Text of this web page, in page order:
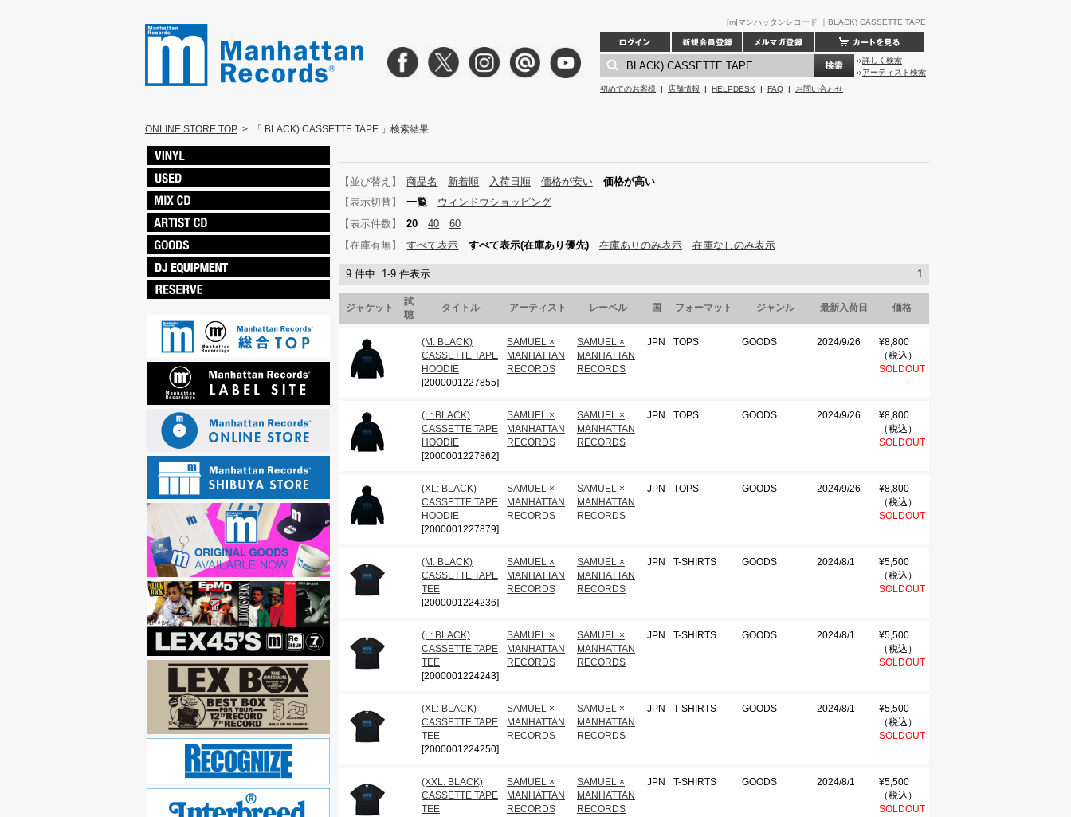
[m]マンハッタンレコード ｜BLACK) CASSETTE TAPE
詳しく検索
アーティスト検索
初めてのお客様 | 店舗情報 | HELPDESK | FAQ | お問い合わせ
ONLINE STORE TOP > 「 BLACK) CASSETTE TAPE 」検索結果
【並び替え】 商品名 新着順 入荷日順 価格が安い
価格が高い
【表示切替】
一覧
ウィンドウショッピング
【表示件数】
20 40
60
【在庫有無】
すべて表示 すべて表示(在庫あり優先) 在庫ありのみ表示 在庫なしのみ表示
9 件中 1-9 件表示 1
ジャケット
試
聴
タイトル アーティスト レーベル 国 フォーマット ジャンル 最新入荷日 価格
(M: BLACK)
CASSETTE TAPE
HOODIE
[2000001227855]
SAMUEL ×
MANHATTAN
RECORDS
SAMUEL ×
MANHATTAN
RECORDS
JPN TOPS GOODS 2024/9/26
¥8,800
（税込）
SOLDOUT
(L: BLACK)
CASSETTE TAPE
HOODIE
[2000001227862]
SAMUEL ×
MANHATTAN
RECORDS
SAMUEL ×
MANHATTAN
RECORDS
JPN TOPS GOODS 2024/9/26
¥8,800
（税込）
SOLDOUT
(XL: BLACK)
CASSETTE TAPE
HOODIE
[2000001227879]
SAMUEL ×
MANHATTAN
RECORDS
SAMUEL ×
MANHATTAN
RECORDS
JPN TOPS GOODS 2024/9/26
¥8,800
（税込）
SOLDOUT
(M: BLACK)
CASSETTE TAPE
TEE
[2000001224236]
SAMUEL ×
MANHATTAN
RECORDS
SAMUEL ×
MANHATTAN
RECORDS
JPN T-SHIRTS GOODS 2024/8/1
¥5,500
（税込）
SOLDOUT
(L: BLACK)
CASSETTE TAPE
TEE
[2000001224243]
SAMUEL ×
MANHATTAN
RECORDS
SAMUEL ×
MANHATTAN
RECORDS
JPN T-SHIRTS GOODS 2024/8/1
¥5,500
（税込）
SOLDOUT
(XL: BLACK)
CASSETTE TAPE
TEE
[2000001224250]
SAMUEL ×
MANHATTAN
RECORDS
SAMUEL ×
MANHATTAN
RECORDS
JPN T-SHIRTS GOODS 2024/8/1
¥5,500
（税込）
SOLDOUT
(XXL: BLACK)
CASSETTE TAPE
TEE
SAMUEL ×
MANHATTAN
RECORDS
SAMUEL ×
MANHATTAN
RECORDS
JPN T-SHIRTS GOODS 2024/8/1
¥5,500
（税込）
SOLDOUT